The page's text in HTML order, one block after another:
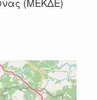
(ΜΕΚΔΕ)